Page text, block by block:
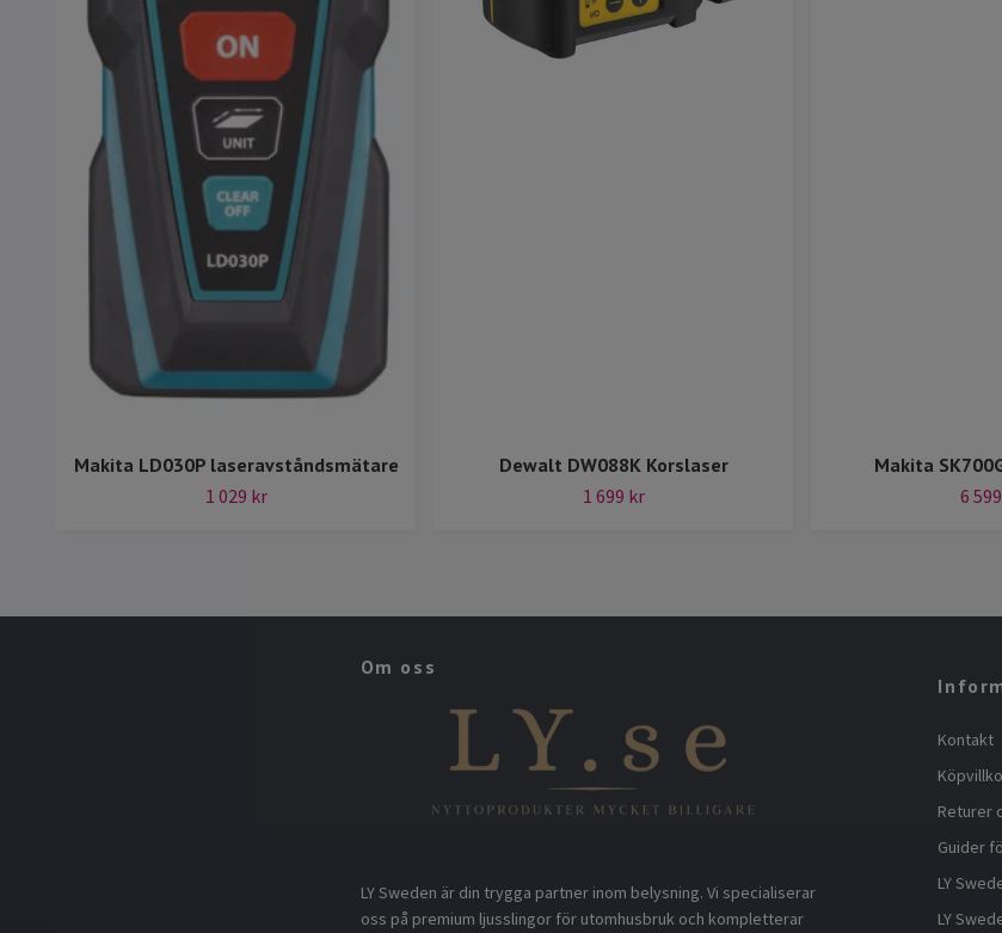
Makita LD030P laseravståndsmätare
1 029 kr
Dewalt DW088K Korslaser
1 699 kr
Makita
6
Om oss
LY Sweden är din trygga partner inom belysning. Vi specialiserar
oss på premium ljusslingor för utomhusbruk och kompletterar
Kontakt
Returer
Guider
LY
LY